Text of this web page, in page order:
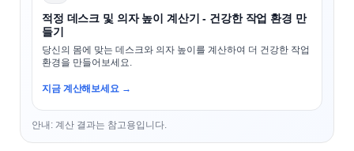
적정 데스크 및 의자 높이 계산기 - 건강한 작업 환경 만
들기
당신의 몸에 맞는 데스크와 의자 높이를 계산하여 더 건강한 작업
환경을 만들어보세요.
지금 계산해보세요 →
안내: 계산 결과는 참고용입니다.